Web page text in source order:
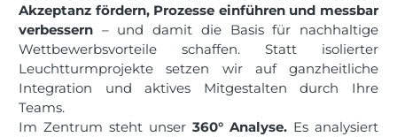
Akzeptanz fördern, Prozesse einführen und messbar
verbessern – und damit die Basis für nachhaltige
Wettbewerbsvorteile schaffen. Statt isolierter
Leuchtturmprojekte setzen wir auf ganzheitliche
Integration und aktives Mitgestalten durch Ihre
Teams.
Im Zentrum steht unser 360° Analyse. Es analysiert